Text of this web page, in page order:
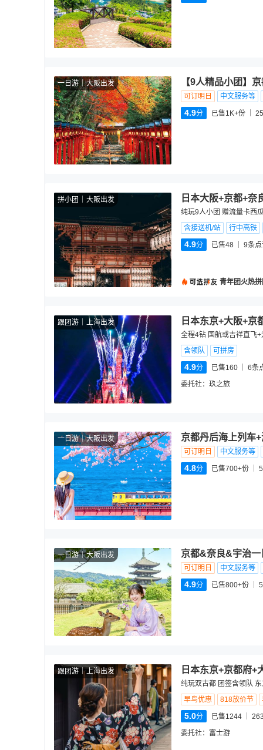
一日游 大阪出发 【9人精品小团】
可订明日 中文服务等
4.9分 已售1K+份
拼小团 大阪出发 日本大阪+京都+奈
纯玩9人小团 赠流量卡西
含接送机/站
行中高铁
4.9分 已售48 9条
青年团火热
跟团游 上海出发 日本东京+大阪+京
全程4钻 国航或吉祥直飞
含领队
可拼房
4.9分 已售160 6条
委托社： 玖之旅
一日游 大阪出发 京都丹后海上列车
可订明日 中文服务等
4.8分 已售700+份
一日游 大阪出发 京都&奈良&宇治
可订明日 中文服务等
4.9分 已售800+份
跟团游 上海出发 日本东京+京都府+
纯玩双古都 团签含领队
早鸟优惠
818放价节
5.0分 已售1244
委托社： 富士游